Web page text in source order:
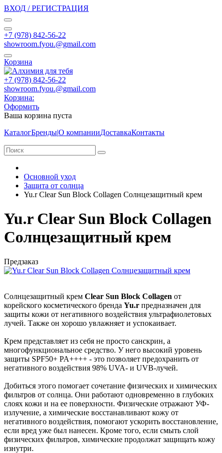
ВХОД / РЕГИСТРАЦИЯ
+7 (978) 842-56-22
showroom.fyou.@gmail.com
Корзина
+7 (978) 842-56-22
showroom.fyou.@gmail.com
Корзина:
Оформить
Ваша корзина пуста
КаталогБренды|О компанииДоставкаКонтакты
Основной уход
Защита от солнца
Yu.r Clear Sun Block Collagen Солнцезащитный крем
Yu.r Clear Sun Block Collagen
Солнцезащитный крем
Предзаказ
Солнцезащитный крем Clear Sun Block Collagen от
корейского косметического бренда Yu.r предназначен для
защиты кожи от негативного воздействия ультрафиолетовых
лучей. Также он хорошо увлажняет и успокаивает.
Крем представляет из себя не просто санскрин, а
многофункциональное средство. У него высокий уровень
защиты SPF50+ PA++++ - это позволяет предохранить от
негативного воздействия 98% UVA- и UVB-лучей.
Добиться этого помогает сочетание физических и химических
фильтров от солнца. Они работают одновременно в глубоких
слоях кожи и на ее поверхности. Физические отражают УФ-
излучение, а химические восстанавливают кожу от
негативного воздействия, помогают ускорить восстановление,
если вред уже был нанесен. Кроме того, если смыть слой
физических фильтров, химические продолжат защищать кожу
изнутри.